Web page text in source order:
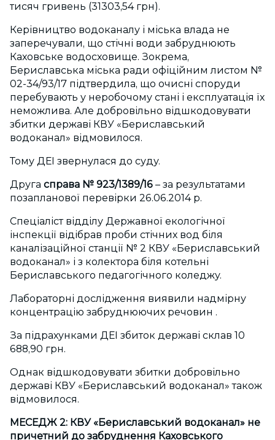
тисяч гривень (31303,54 грн).
Керівництво водоканалу і міська влада не
заперечували, що стічні води забруднюють
Каховське водосховище. Зокрема,
Бериславська міська ради офіційним листом №
02-34/93/17 підтвердила, що очисні споруди
перебувають у неробочому стані і експлуатація їх
неможлива. Але добровільно відшкодовувати
збитки державі КВУ «Бериславський
водоканал» відмовилося.
Тому ДЕІ звернулася до суду.
Друга справа № 923/1389/16 – за результатами
позапланової перевірки 26.06.2014 р.
Спеціаліст відділу Державної екологічної
інспекції відібрав проби стічних вод біля
каналізаційної станції № 2 КВУ «Бериславський
водоканал» і з колектора біля котельні
Бериславського педагогічного коледжу.
Лабораторні дослідження виявили надмірну
концентрацію забруднюючих речовин .
За підрахунками ДЕІ збиток державі склав 10
688,90 грн.
Однак відшкодовувати збитки добровільно
державі КВУ «Бериславський водоканал» також
відмовилося.
МЕСЕДЖ 2: КВУ «Бериславський водоканал» не
причетний до забруднення Каховського